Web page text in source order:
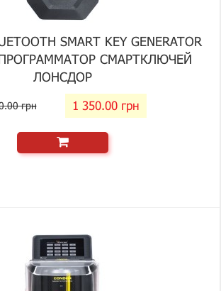
SMART KEY GENERATOR
ПРОГРАММАТОР СМАРТКЛЮЧЕЙ
ЛОНСДОР
грн 1 350.00 грн